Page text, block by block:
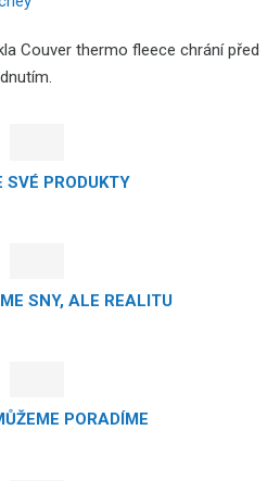
Couver thermo fleece chrání před
SVÉ PRODUKTY
SNY, ALE REALITU
PORADÍME